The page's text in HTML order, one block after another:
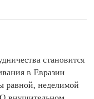
становится
в Евразии
равной, неделимой